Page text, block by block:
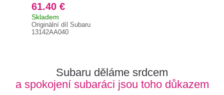
61.40 €
Skladem
Originální díl Subaru
13142AA040
Subaru děláme srdcem
a spokojení subaráci jsou toho důkazem